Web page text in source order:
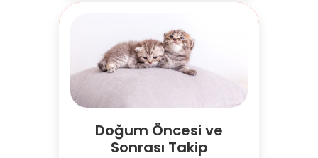
Doğum Öncesi ve
Sonrası Takip